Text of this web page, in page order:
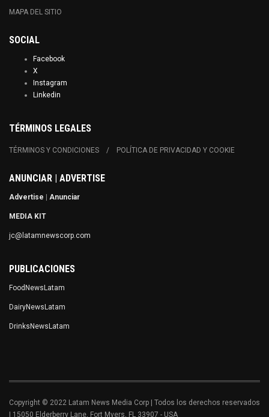
MAPA DEL SITIO
SOCIAL
Facebook
X
Instagram
Linkedin
TÉRMINOS LEGALES
TÉRMINOS Y CONDICIONES POLÍTICA DE PRIVACIDAD Y COOKIE
ANUNCIAR | ADVERTISE
Advertise | Anunciar
MEDIA KIT
jc@latamnewscorp.com
PUBLICACIONES
FoodNewsLatam
DairyNewsLatam
DrinksNewsLatam
Copyright © 2022 Latam News Media Corp | Todos los derechos reservados
| 15050 Elderberry Lane, Fort Myers, FL 33907 - USA